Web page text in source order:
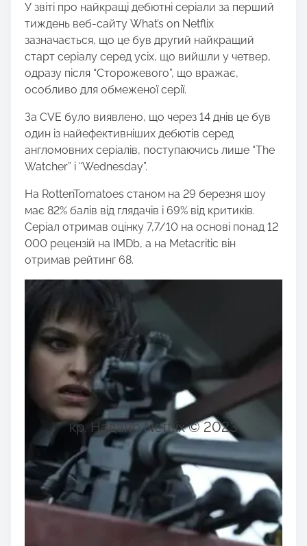
У звіті про найкращі дебютні серіали за перший
тиждень веб-сайту What’s on Netflix
зазначається, що це був другий найкращий
старт серіалу серед усіх, що вийшли у четвер,
одразу після “Сторожевого”, що вражає,
особливо для обмеженої серії.
За CVE було виявлено, що через 14 днів це був
один із найефективніших дебютів серед
англомовних серіалів, поступаючись лише “The
Watcher” і “Wednesday”.
На RottenTomatoes станом на 29 березня шоу
має 82% балів від глядачів і 69% від критиків.
Серіал отримав оцінку 7,7/10 на основі понад 12
000 рецензій на IMDb, а на Metacritic він
отримав рейтинг 68.
кр. Надано Netflix © 2023